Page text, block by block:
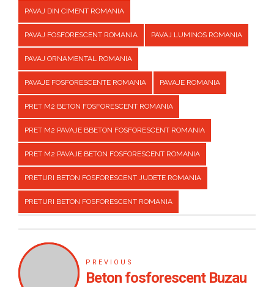
PAVAJ DIN CIMENT ROMANIA
PAVAJ FOSFORESCENT ROMANIA PAVAJ LUMINOS ROMANIA
PAVAJ ORNAMENTAL ROMANIA
PAVAJE FOSFORESCENTE ROMANIA PAVAJE ROMANIA
PRET M2 BETON FOSFORESCENT ROMANIA
PRET M2 PAVAJE BBETON FOSFORESCENT ROMANIA
PRET M2 PAVAJE BETON FOSFORESCENT ROMANIA
PRETURI BETON FOSFORESCENT JUDETE ROMANIA
PRETURI BETON FOSFORESCENT ROMANIA
PREVIOUS
Beton fosforescent Buzau